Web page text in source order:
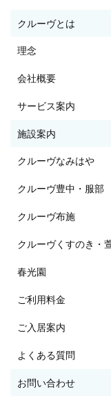
クルーヴとは
理念
会社概要
サービス案内
施設案内
クルーヴなみはや
クルーヴ豊中・服部
クルーヴ布施
クルーヴくすのき・
春光園
ご利用料金
ご入居案内
よくある質問
お問い合わせ